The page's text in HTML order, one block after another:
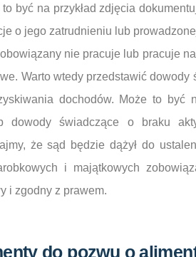
być na przykład zdjęcia
o jego zatrudnieniu lub
nie pracuje lub pracuje
Warto wtedy przedstawić
dochodów. Może to być
dowody świadczące o braku
że sąd będzie dążył do
i majątkowych
i zgodny z prawem.
do pozwu o